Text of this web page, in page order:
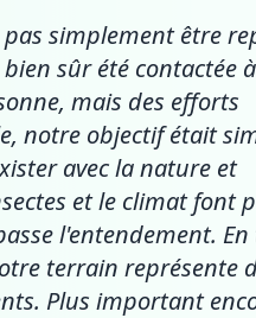
simplement être
sûr été contactée à
mais des efforts
notre objectif était
avec la nature et
et le climat font
l'entendement.
terrain représente
Plus important